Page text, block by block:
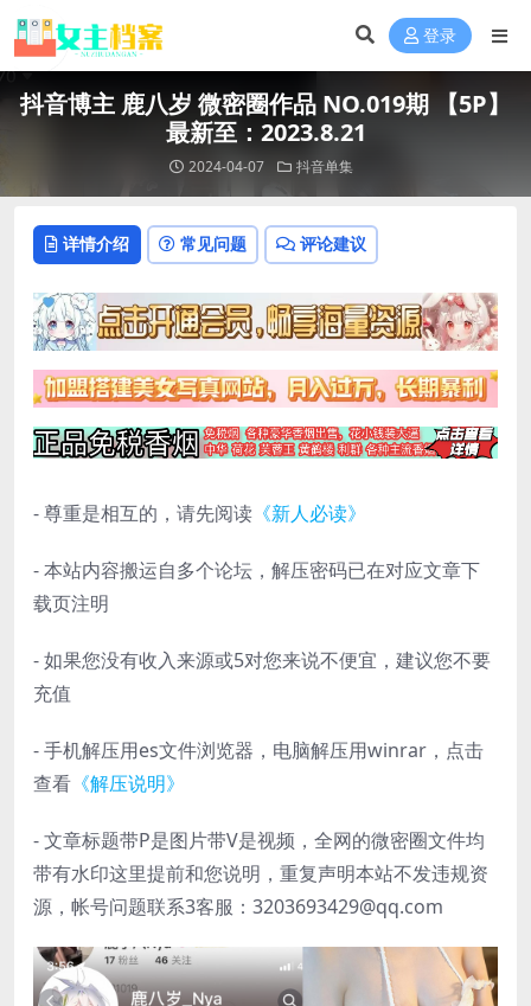
登录
抖音博主 鹿八岁 微密圈作品 NO.019期 【5P】
最新至：2023.8.21
2024-04-07 抖音单集
详情介绍 常见问题 评论建议
- 尊重是相互的，请先阅读 《新人必读》
- 本站内容搬运自多个论坛，解压密码已在对应文章下
载页注明
- 如果您没有收入来源或5对您来说不便宜，建议您不要
充值
- 手机解压用es文件浏览器，电脑解压用winrar，点击
查看 《解压说明》
- 文章标题带P是图片带V是视频，全网的微密圈文件均
带有水印这里提前和您说明，重复声明本站不发违规资
源，帐号问题联系3客服：3203693429@qq.com